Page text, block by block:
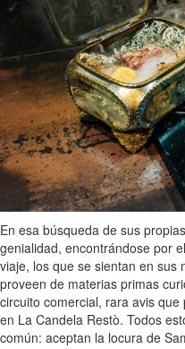
En esa búsqueda de sus
genialidad, encontrándose por
viaje, los que se sientan en sus
proveen de materias primas
circuito comercial, rara avis
en La Candela Restò. Todos
común: aceptan la locura de